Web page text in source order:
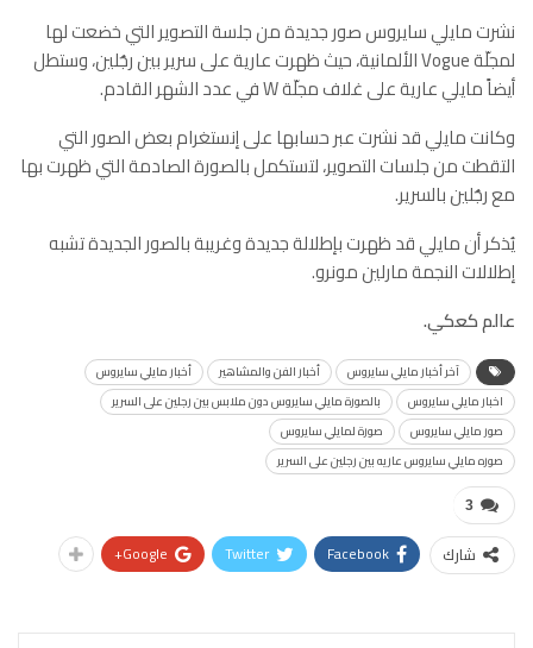
نشرت مايلي سايروس صور جديدة من جلسة التصوير التي خضعت لها
لمجلّة Vogue الألمانية، حيث ظهرت عارية على سرير بين رجُلين، وستطل
أيضاً مايلي عارية على غلاف مجلّة W في عدد الشهر القادم.
وكانت مايلي قد نشرت عبر حسابها على إنستغرام بعض الصور التي
التقطت من جلسات التصوير، لتستكمل بالصورة الصادمة التي ظهرت بها
مع رجُلين بالسرير.
يُذكر أن مايلي قد ظهرت بإطلالة جديدة وغريبة بالصور الجديدة تشبه
إطلالات النجمة مارلين مونرو.
عالم كعكي.
آخر أخبار مايلي سايروس أخبار الفن والمشاهير
أخبار مايلي سايروس
اخبار مايلي سايروس
بالصورة مايلي سايروس دون ملابس بين رجلين على السرير
صور مايلي سايروس
صورة لمايلي سايروس
صوره مايلي سايروس عاريه بين رجلين على السرير
3
شارك Facebook
Twitter
Google+